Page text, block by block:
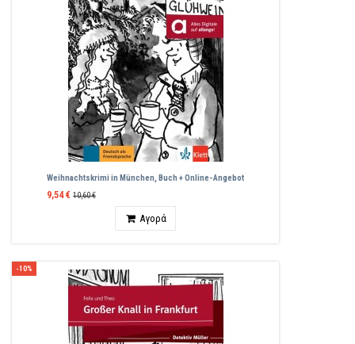
Weihnachtskrimi in München, Buch + Online-Angebot
9,54 € 10,60 €
Αγορά
-10%